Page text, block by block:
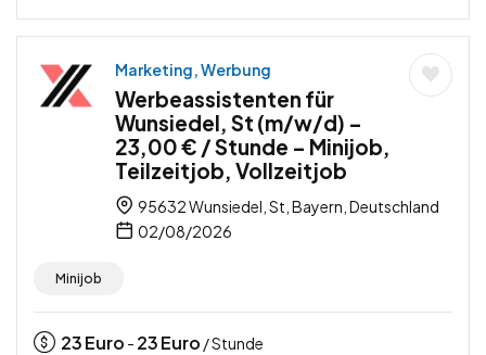
Marketing, Werbung
Werbeassistenten für
Wunsiedel, St (m/w/d) –
23,00 € / Stunde – Minijob,
Teilzeitjob, Vollzeitjob
95632 Wunsiedel, St, Bayern, Deutschland
02/08/2026
Minijob
23Euro - 23Euro / Stunde